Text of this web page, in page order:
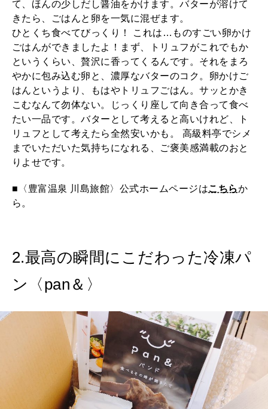
て、ほんの少しだし醤油をかけます。バターが溶けて
きたら、ごはんと卵を一気に混ぜます。
ひとくち食べてびっくり！ これは…ものすごい卵かけ
ごはんができましたよ！まず、トリュフがこれでもか
というくらい、贅沢に香ってくるんです。それをまろ
やかに包み込む卵と、濃厚なバターのコク。卵かけご
はんというより、もはやトリュフごはん。サッとかき
こむなんて勿体ない。じっくり座して向き合って食べ
たい一品です。バターとして考えると高いけれど、ト
リュフとして考えたら全然安いかも。 高級料亭でシメ
までいただいた気持ちになれる、ご褒美感満載のおと
りよせです。
■〈豊富温泉 川島旅館〉公式ホームページはこちらか
ら。
2.最高の瞬間にこだわった冷凍パ
ン〈pan＆〉